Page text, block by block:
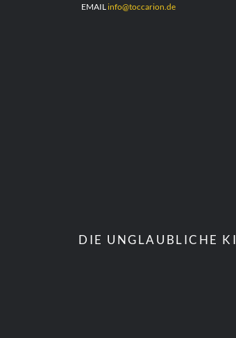
EMAIL info@toccarion.de
DIE UNGLAUBLICHE